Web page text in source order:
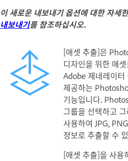
이 새로운 내보내기 옵션에 대한 자세
내보내기를 참조하십시오.
[애셋 추출]은
디자인을 위한 애
Adobe 제네레이터
제공하는
기능입니다.
그룹을 선택하고
사용하여 JPG,
정보로 추출할 수
[애셋 추출]을 사용